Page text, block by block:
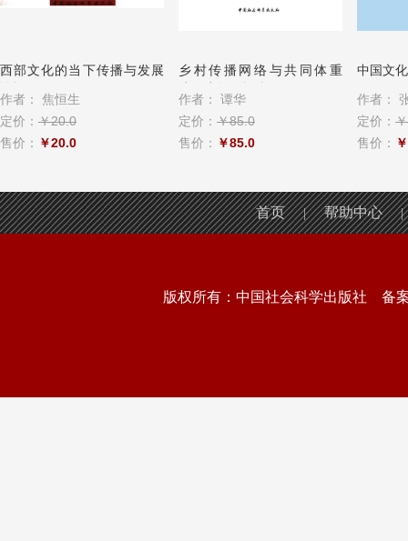
西部文化的当下传播与发展
作者：
焦恒生
定价： ￥20.0
售价： ￥20.0
乡村传播网络与共同体重
作者：
谭华
定价： ￥85.0
售价： ￥85.0
中国文
作者：
定价：
售价：
首页 | 帮助中心 |
版权所有：中国社会科学出版社 备